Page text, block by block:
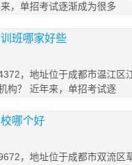
，单招考试逐渐成为很多
班哪家好些
，地址位于成都市温江区
构？ 近年来，单招考试逐
哪个好
，地址位于成都市双流区